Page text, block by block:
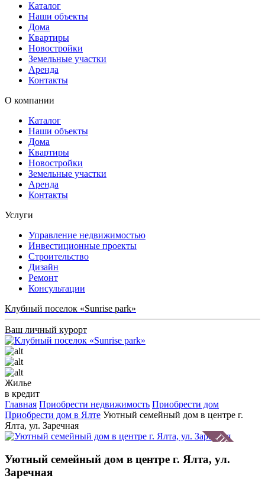
Каталог
Наши объекты
Дома
Квартиры
Новостройки
Земельные участки
Аренда
Контакты
О компании
Каталог
Наши объекты
Дома
Квартиры
Новостройки
Земельные участки
Аренда
Контакты
Услуги
Управление недвижимостью
Инвестиционные проекты
Строительство
Дизайн
Ремонт
Консультации
Клубный поселок «Sunrise park»
Ваш личный курорт
Жилье
в кредит
Главная Приобрести недвижимость Приобрести дом
Приобрести дом в Ялте Уютный семейный дом в центре г.
Ялта, ул. Заречная
Уютный семейный дом в центре г. Ялта, ул.
Заречная